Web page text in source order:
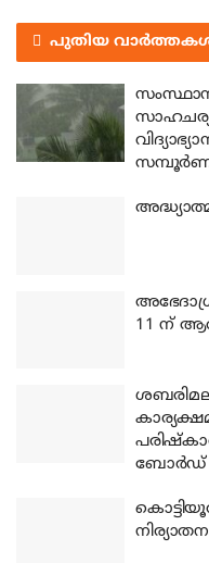
പുതിയ
11 ന്
ബോര്‍ഡ്